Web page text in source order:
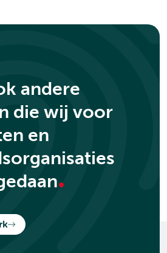
andere
die wij voor
en
.